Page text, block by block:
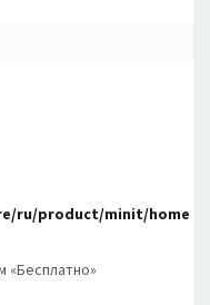
ru/product/minit/home
«Бесплатно»